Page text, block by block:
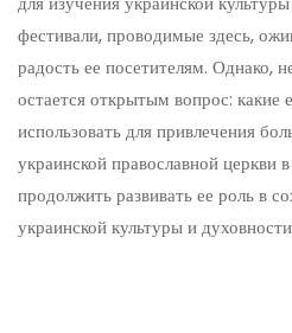
фестивали, проводимые здесь,
радость ее посетителям. Однако,
остается открытым вопрос:
использовать для привлечения
украинской православной
продолжить развивать ее роль в
украинской культуры и